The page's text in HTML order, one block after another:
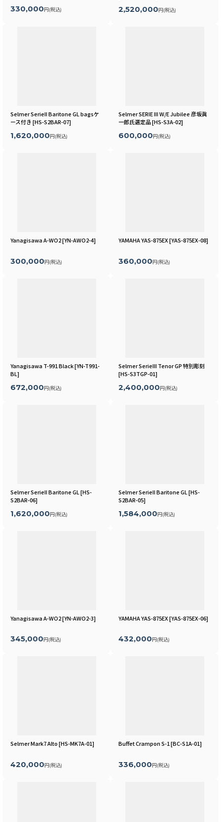
330,000円(税込) 2,520,000円(税込)
Selmer SerieII Baritone GL bagsケ
ース付き[HS-S2BAR-07]
1,620,000円(税込)
Selmer SERIE III W/E Jubilee 彦坂眞
一郎氏選定品[HS-S3A-02]
600,000円(税込)
Yanagisawa A-WO2[YN-AWO2-4]
300,000円(税込)
YAMAHA YAS-875EX[YAS-875EX-08]
360,000円(税込)
Yanagisawa T-991 Black[YN-T991-
BL]
672,000円(税込)
Selmer SerieIII Tenor GP 特別彫刻
[HS-S3TGP-01]
2,400,000円(税込)
Selmer SerieII Baritone GL [HS-
S2BAR-06]
1,620,000円(税込)
Selmer SerieII Baritone GL [HS-
S2BAR-05]
1,584,000円(税込)
Yanagisawa A-WO2[YN-AWO2-3]
345,000 円 (税込)
YAMAHA YAS-875EX[YAS-875EX-06]
432,000 円 (税込)
Selmer Mark7 Alto[HS-MK7A-01]
420,000 円 (税込)
Buffet Crampon S-1[BC-S1A-01]
336,000 円 (税込)